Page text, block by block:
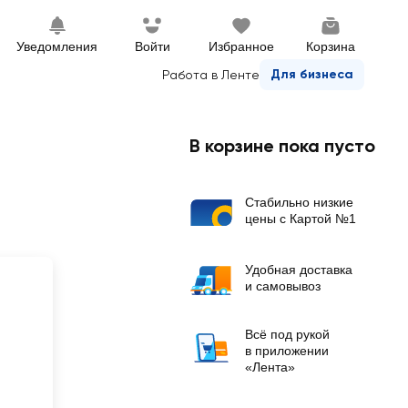
Уведомления Войти Избранное
Корзина
Работа в Ленте
Для бизнеса
В корзине пока пусто
Стабильно низкие
цены с Картой №1
Удобная доставка
и самовывоз
Всё под рукой
в приложении
«Лента»